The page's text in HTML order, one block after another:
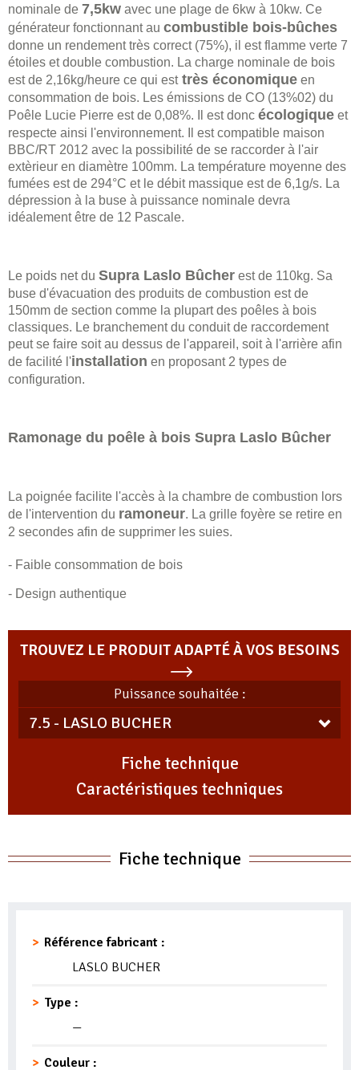
nominale de 7,5kw avec une plage de 6kw à 10kw. Ce
générateur fonctionnant au combustible bois-bûches
donne un rendement très correct (75%), il est flamme verte 7
étoiles et double combustion. La charge nominale de bois
est de 2,16kg/heure ce qui esttrès économique en
consommation de bois. Les émissions de CO (13%02) du
Poêle Lucie Pierre est de 0,08%. Il est donc écologique et
respecte ainsi l'environnement. Il est compatible maison
BBC/RT 2012 avec la possibilité de se raccorder à l'air
extèrieur en diamètre 100mm. La température moyenne des
fumées est de 294°C et le débit massique est de 6,1g/s. La
dépression à la buse à puissance nominale devra
idéalement être de 12 Pascale.
Le poids net du Supra Laslo Bûcher est de 110kg. Sa
buse d'évacuation des produits de combustion est de
150mm de section comme la plupart des poêles à bois
classiques. Le branchement du conduit de raccordement
peut se faire soit au dessus de l'appareil, soit à l'arrière afin
de facilité l'installation en proposant 2 types de
configuration.
Ramonage du poêle à bois Supra Laslo Bûcher
La poignée facilite l'accès à la chambre de combustion lors
de l'intervention du ramoneur. La grille foyère se retire en
2 secondes afin de supprimer les suies.
- Faible consommation de bois
- Design authentique
TROUVEZ LE PRODUIT ADAPTÉ À VOS BESOINS
Puissance souhaitée :
Fiche technique
Caractéristiques techniques
Fiche technique
Référence fabricant :
LASLO BUCHER
Type :
—
Couleur :